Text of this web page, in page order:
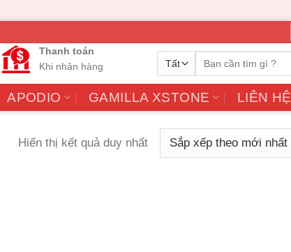
Thanh toán
Khi nhận hàng
Tìm
APODIO GAMILLA XSTONE LIÊN HỆ
Hiển thị kết quả duy nhất